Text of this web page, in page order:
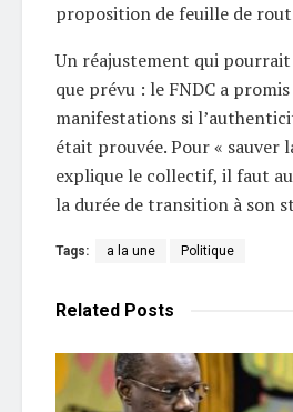
proposition de feuille de
Un réajustement qui
que prévu : le FNDC a
manifestations si
était prouvée. Pour « sauver
explique le collectif, il faut
la durée de transition à son
Tags: a la une Politique
Related Posts